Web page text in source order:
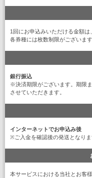
1回にお申込みいただける金額は
各券種には枚数制限がございます
銀行振込
※決済期限がございます。期限
させていただきます。
インターネットでお申込み後
※ご入金を確認後の発送となりま
本サービスにおける当社とお客